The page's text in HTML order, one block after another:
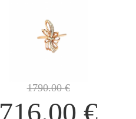
1790.00€
716.00€